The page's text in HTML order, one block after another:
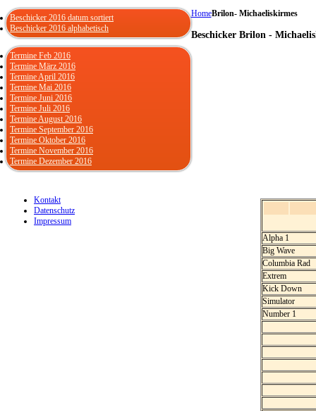
HomeBrilon- Michaeliskirmes
Beschicker Brilon -
Alpha 1
Big Wave
Columbia Rad
Extrem
Kick Down
Simulator
Number 1
Beschicker 2016 datum sortiert
Beschicker 2016 alphabetisch
Termine Feb 2016
Termine März 2016
Termine April 2016
Termine Mai 2016
Termine Juni 2016
Termine Juli 2016
Termine August 2016
Termine September 2016
Termine Oktober 2016
Termine November 2016
Termine Dezember 2016
Kontakt
Datenschutz
Impressum